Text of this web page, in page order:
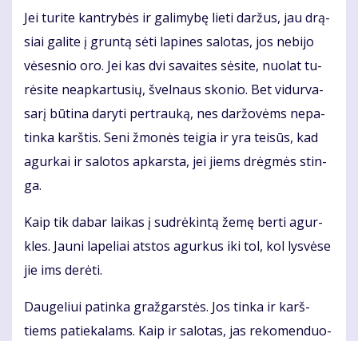
Jei tu­ri­te kan­try­bės ir ga­li­my­bę lie­ti dar­žus, jau drą­
siai ga­li­te į grun­tą sė­ti la­pi­nes sa­lo­tas, jos ne­bi­jo
vė­ses­nio oro. Jei kas dvi sa­vai­tes sė­si­te, nuo­lat tu­
rė­si­te ne­ap­kar­tu­sių, švel­naus sko­nio. Bet vi­dur­va­
sa­rį bū­ti­na da­ry­ti per­trau­ką, nes dar­žo­vėms ne­pa­
tin­ka karš­tis. Se­ni žmo­nės tei­gia ir yra tei­sūs, kad
agur­kai ir sa­lo­tos ap­kars­ta, jei jiems drėg­mės stin­
ga.
Kaip tik da­bar lai­kas į su­drė­kin­tą že­mę ber­ti agur­
kles. Jau­ni la­pe­liai at­stos agur­kus iki tol, kol lys­vė­se
jie ims de­rė­ti.
Dau­ge­liui pa­tin­ka graž­gars­tės. Jos tin­ka ir karš­
tiems pa­tie­ka­lams. Kaip ir sa­lo­tas, jas re­ko­men­duo­